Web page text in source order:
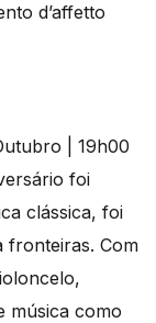
d’affetto
foi
clássica, foi
fronteiras. Com
música como